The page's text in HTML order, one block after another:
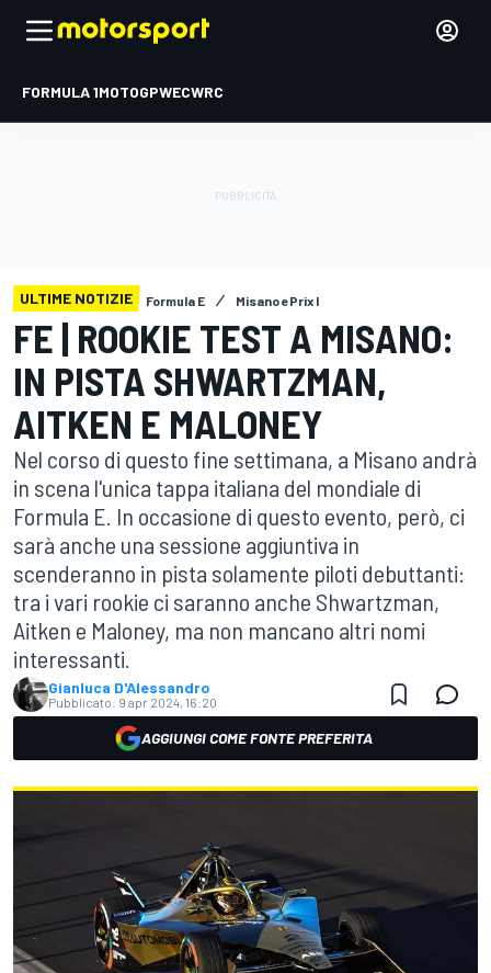
FORMULA 1MOTOGPWECWRC
ULTIME NOTIZIE Formula E Misano ePrix I
FE | ROOKIE TEST A MISANO:
IN PISTA SHWARTZMAN,
AITKEN E MALONEY
Nel corso di questo fine settimana, a Misano andrà
in scena l'unica tappa italiana del mondiale di
Formula E. In occasione di questo evento, però, ci
sarà anche una sessione aggiuntiva in
scenderanno in pista solamente piloti debuttanti:
tra i vari rookie ci saranno anche Shwartzman,
Aitken e Maloney, ma non mancano altri nomi
interessanti.
Gianluca D'Alessandro
Pubblicato: 9 apr 2024, 16:20
AGGIUNGI COME FONTE PREFERITA